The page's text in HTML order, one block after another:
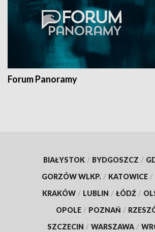
Forum Panoramy
BIAŁYSTOK / BYDGOSZCZ /
GORZÓW WLKP. / KATOWICE /
KRAKÓW / LUBLIN / ŁÓDŹ /
OPOLE / POZNAŃ /
SZCZECIN / WARSZAWA /